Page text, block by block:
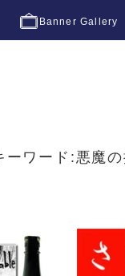
Banner Gallery
ワード:悪魔の